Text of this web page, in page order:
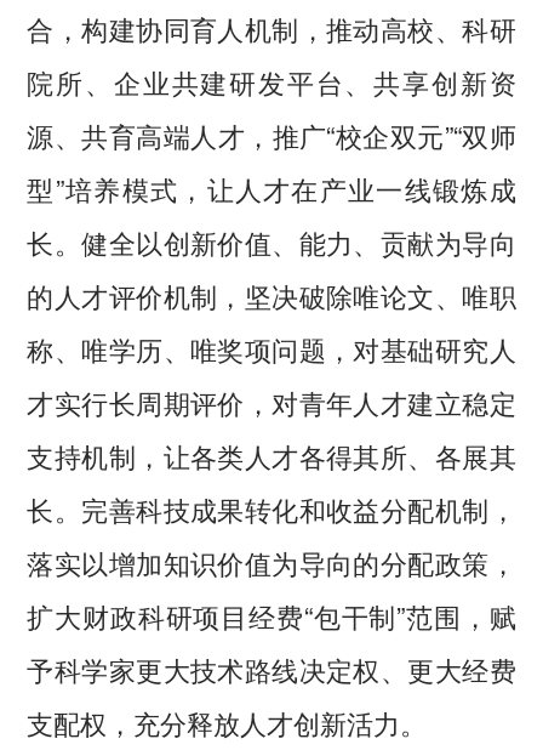
合，构建协同育人机制，推动高校、科研
院所、企业共建研发平台、共享创新资
源、共育高端人才，推广“校企双元”“双师
型”培养模式，让人才在产业一线锻炼成
长。健全以创新价值、能力、贡献为导向
的人才评价机制，坚决破除唯论文、唯职
称、唯学历、唯奖项问题，对基础研究人
才实行长周期评价，对青年人才建立稳定
支持机制，让各类人才各得其所、各展其
长。完善科技成果转化和收益分配机制，
落实以增加知识价值为导向的分配政策，
扩大财政科研项目经费“包干制”范围，赋
予科学家更大技术路线决定权、更大经费
支配权，充分释放人才创新活力。